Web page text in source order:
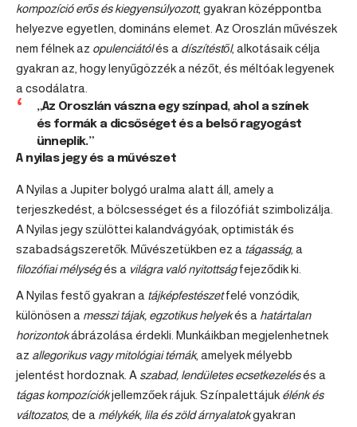
kompozíció erős és kiegyensúlyozott, gyakran középpontba
helyezve egyetlen, domináns elemet. Az Oroszlán művészek
nem félnek az opulenciátólés a díszítéstől, alkotásaik célja
gyakran az, hogy lenyűgözzék a nézőt, és méltóak legyenek
a csodálatra.
„Az Oroszlán vászna egy színpad, ahol a színek
és formák a dicsőséget és a belső ragyogást
ünneplik.”
A nyilas jegy és a művészet
A Nyilas a Jupiter bolygó uralma alatt áll, amely a
terjeszkedést, a bölcsességet és a filozófiát szimbolizálja.
A Nyilas jegy szülöttei kalandvágyóak, optimisták és
szabadságszeretők. Művészetükben ez a tágasság, a
filozófiai mélységés a világra való nyitottságfejeződik ki.
A Nyilas festő gyakran a tájképfestészetfelé vonzódik,
különösen a messzi tájak, egzotikus helyekés a határtalan
horizontokábrázolása érdekli. Munkáikban megjelenhetnek
az allegorikus vagy mitológiai témák, amelyek mélyebb
jelentést hordoznak. A szabad, lendületes ecsetkezelésés a
tágas kompozíciókjellemzőek rájuk. Színpalettájukélénk és
változatos, de a mélykék, lila és zöld árnyalatokgyakran